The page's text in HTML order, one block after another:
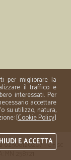
- C.Fisc
258721
per migliorare la
il traffico e
interessati. Per
accettare
su utilizzo, natura,
[Cookie Policy]
E ACCETTA